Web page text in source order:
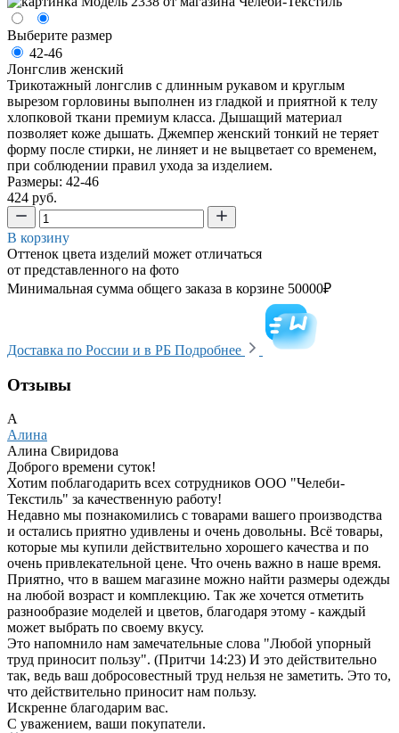
Выберите размер
42-46
Лонгслив женский
Трикотажный лонгслив с длинным рукавом и круглым
вырезом горловины выполнен из гладкой и приятной к телу
хлопковой ткани премиум класса. Дышащий материал
позволяет коже дышать. Джемпер женский тонкий не теряет
форму после стирки, не линяет и не выцветает со временем,
при соблюдении правил ухода за изделием.
Размеры: 42-46
424 руб.
В корзину
Оттенок цвета изделий может отличаться
от представленного на фото
Минимальная сумма общего заказа в корзине 50000₽
Доставка по России и в РБ Подробнее
Отзывы
А
Алина
Алина Свиридова
Доброго времени суток!
Хотим поблагодарить всех сотрудников ООО "Челеби-
Текстиль" за качественную работу!
Недавно мы познакомились с товарами вашего производства
и остались приятно удивлены и очень довольны. Всё товары,
которые мы купили действительно хорошего качества и по
очень привлекательной цене. Что очень важно в наше время.
Приятно, что в вашем магазине можно найти размеры одежды
на любой возраст и комплекцию. Так же хочется отметить
разнообразие моделей и цветов, благодаря этому - каждый
может выбрать по своему вкусу.
Это напомнило нам замечательные слова "Любой упорный
труд приносит пользу". (Притчи 14:23) И это действительно
так, ведь ваш добросовестный труд нельзя не заметить. Это то,
что действительно приносит нам пользу.
Искренне благодарим вас.
С уважением, ваши покупатели.